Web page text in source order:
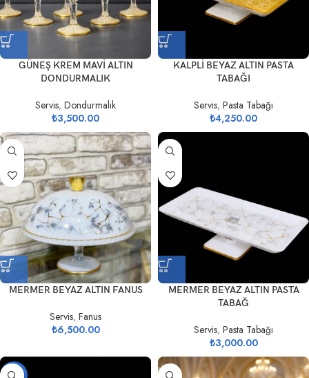
GÜNEŞ KREM MAVİ ALTIN
DONDURMALIK
Servis, Dondurmalık
₺3,500.00
KALPLİ BEYAZ ALTIN PASTA
TABAĞI
Servis, Pasta Tabağı
₺4,250.00
MERMER BEYAZ ALTIN FANUS
Servis, Fanus
₺6,500.00
MERMER BEYAZ ALTIN PASTA
TABAĞ
Servis, Pasta Tabağı
₺3,000.00
-21%